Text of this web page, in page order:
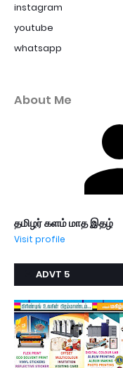
instagram
youtube
whatsapp
About Me
தமிழர் களம் மாத இதழ்
Visit profile
ADVT 5